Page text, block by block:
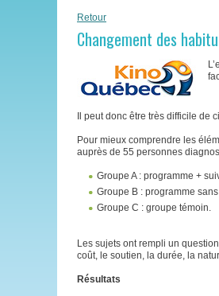
Retour
Changement des
Il peut donc être très difficile de
Pour mieux comprendre les
auprès de 55 personnes
Groupe A : programme +
Groupe B : programme
Groupe C : groupe témoin.
Les sujets ont rempli un
coût, le soutien, la durée, la
Résultats